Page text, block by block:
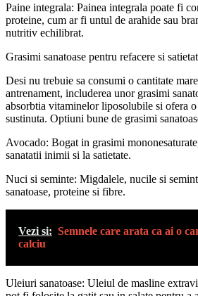
Paine integrala: Painea integrala poate fi
proteine, cum ar fi untul de arahide sau
nutritiv echilibrat.
Grasimi sanatoase pentru refacere si
Desi nu trebuie sa consumi o cantitate
antrenament, includerea unor grasimi
absorbtia vitaminelor liposolubile si ofera o
sustinuta. Optiuni bune de grasimi
Avocado: Bogat in grasimi
sanatatii inimii si la satietate.
Nuci si seminte: Migdalele, nucile si
sanatoase, proteine si fibre.
Vezi si: Semnele care arata ca ai o
calciu
Uleiuri sanatoase: Uleiul de masline